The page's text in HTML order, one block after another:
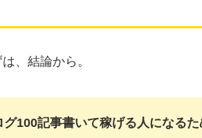
、結論から。
グ100記事書いて稼げる人になるた